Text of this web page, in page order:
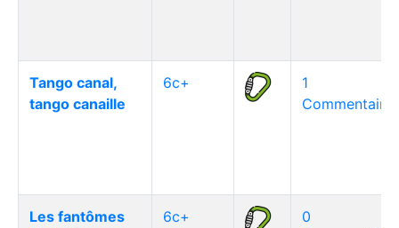
Tango canal,
tango canaille
6c+
1
Les fantômes
6c+
0